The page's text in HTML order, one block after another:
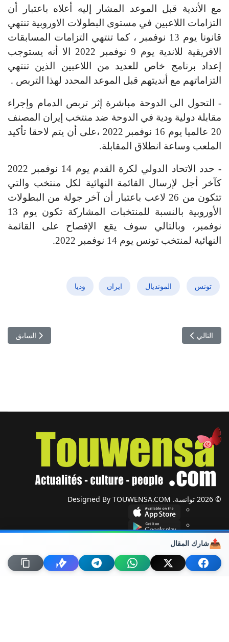
مع الأندية قبل الموعد المشار إليه أعلاه باعتبار أن
التزامات اللاعبين في مستوى البطولات الاوروبية تنتهي
قانونا يوم 13 نوفمبر ، كما تنتهي التزامات المسابقات
الافريقية للاندية يوم 9 نوفمبر 2022 الا أنه يستوجب
إعداد برنامج خاص للعديد من اللاعبين الذين تنتهي
التزاماتهم مع أنديتهم قبل الموعد المحدد لهذا التربص .
- التحول الى الدوحة مباشرة إثر تربص الدمام وإجراء
مقابلة دولية ودية في الدوحة ضد منتخب إيران المصنف
20 عالميا يوم 16 نوفمبر 2022 ،على أن يتم لاحقا تأكيد
الملعب وساعة انطلاق المقابلة.
- حدد الاتحاد الدولي لكرة القدم يوم 14 نوفمبر 2022
كآخر أجل لإرسال القائمة النهائية لكل منتخب والتي
تتكون من 26 لاعب باعتبار أن آخر جولة من البطولات
الأوروبية بالنسبة للمنتخبات المشاركة تكون يوم 13
نوفمبر، وبالتالي سوف يقع الإفصاح على القائمة
النهائية لمنتخب تونس يوم 14 نوفمبر 2022.
تونس المونديال ايران وديا
المقال
السابق المقال التالي: كرة اليد: تعيينات مقابلات الجولة التاسعة ذهابا
التالي
📤شارك المقال
© 2026 توانسة. Designed By TOUWENSA.COM
شؤون دولية أحزاب وجمعيات
حول توانسة